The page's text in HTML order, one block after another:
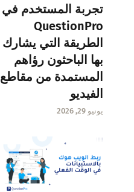
تجربة المستخدم في
QuestionPro
الطريقة التي يشارك
بها الباحثون رؤاهم
المستمدة من مقاطع
الفيديو
يونيو 29, 2026